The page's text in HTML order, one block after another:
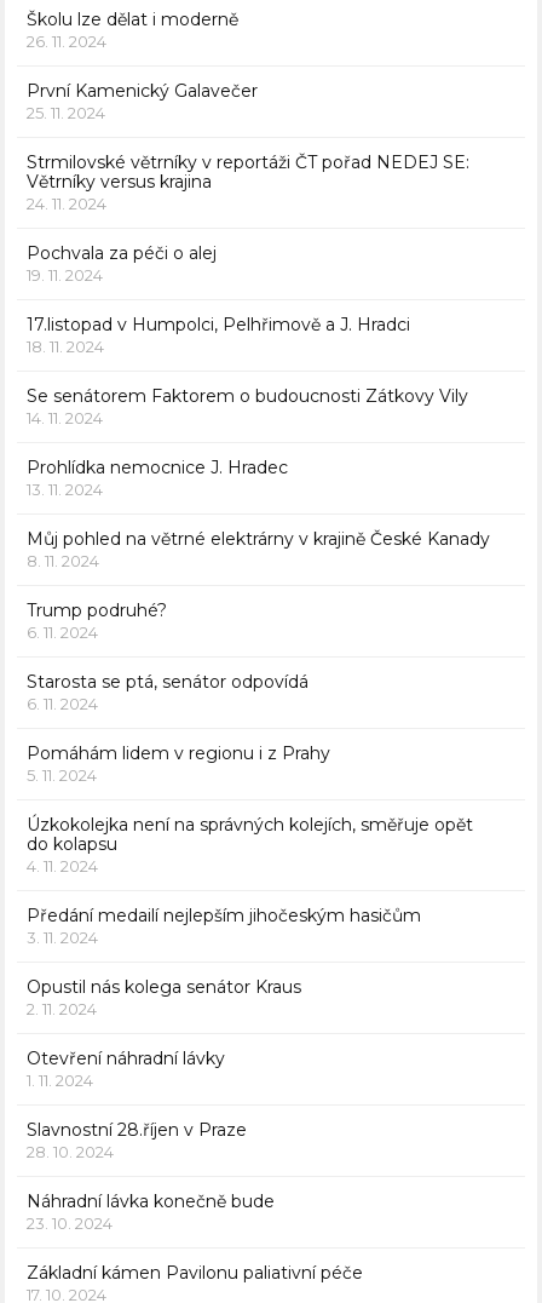
Školu lze dělat i moderně
26. 11. 2024
První Kamenický Galavečer
25. 11. 2024
Strmilovské větrníky v reportáži ČT pořad NEDEJ SE:
Větrníky versus krajina
24. 11. 2024
Pochvala za péči o alej
19. 11. 2024
17.listopad v Humpolci, Pelhřimově a J. Hradci
18. 11. 2024
Se senátorem Faktorem o budoucnosti Zátkovy Vily
14. 11. 2024
Prohlídka nemocnice J. Hradec
13. 11. 2024
Můj pohled na větrné elektrárny v krajině České Kanady
8. 11. 2024
Trump podruhé?
6. 11. 2024
Starosta se ptá, senátor odpovídá
6. 11. 2024
Pomáhám lidem v regionu i z Prahy
5. 11. 2024
Úzkokolejka není na správných kolejích, směřuje opět
do kolapsu
4. 11. 2024
Předání medailí nejlepším jihočeským hasičům
3. 11. 2024
Opustil nás kolega senátor Kraus
2. 11. 2024
Otevření náhradní lávky
1. 11. 2024
Slavnostní 28.říjen v Praze
28. 10. 2024
Náhradní lávka konečně bude
23. 10. 2024
Základní kámen Pavilonu paliativní péče
17. 10. 2024